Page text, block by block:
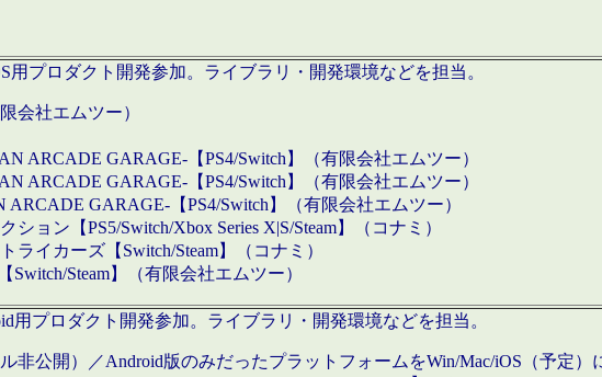
用プロダクト開発参加。ライブラリ・開発環境などを担当。
会社エムツー）
ARCADE GARAGE-【PS4/Switch】（有限会社エムツー）
ARCADE GARAGE-【PS4/Switch】（有限会社エムツー）
GARAGE-【PS4/Switch】（有限会社エムツー）
ョン【PS5/Switch/Xbox Series X|S/Steam】（コナミ）
ライカーズ【Switch/Steam】（コナミ）
Steam】（有限会社エムツー）
用プロダクト開発参加。ライブラリ・開発環境などを担当。
非公開）／Android版のみだったプラットフォームをWin/Mac/iOS（予定）